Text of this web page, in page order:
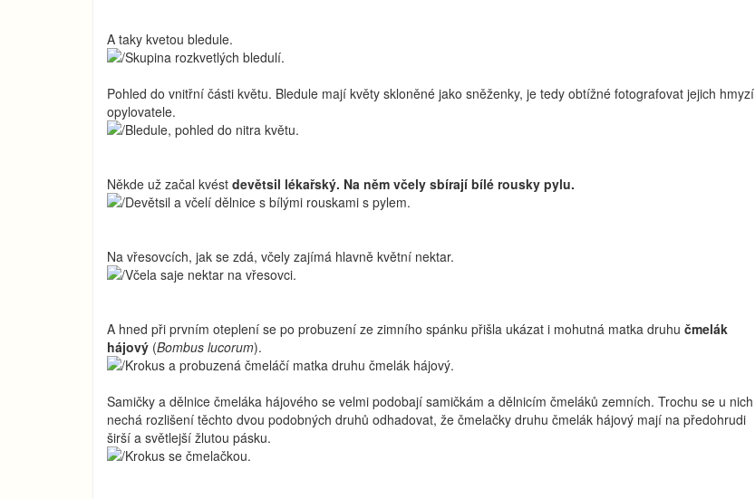
A taky kvetou bledule.
Pohled do vnitřní části květu. Bledule mají květy skloněné jako sněženky, je tedy obtížné fotografovat jejich hmyzí
opylovatele.
Někde už začal kvést devětsil lékařský. Na něm včely sbírají bílé rousky pylu.
Na vřesovcích, jak se zdá, včely zajímá hlavně květní nektar.
A hned při prvním oteplení se po probuzení ze zimního spánku přišla ukázat i mohutná matka druhu čmelák
hájový (Bombus lucorum).
Samičky a dělnice čmeláka hájového se velmi podobají samičkám a dělnicím čmeláků zemních. Trochu se u nich
nechá rozlišení těchto dvou podobných druhů odhadovat, že čmelačky druhu čmelák hájový mají na předohrudi
širší a světlejší žlutou pásku.